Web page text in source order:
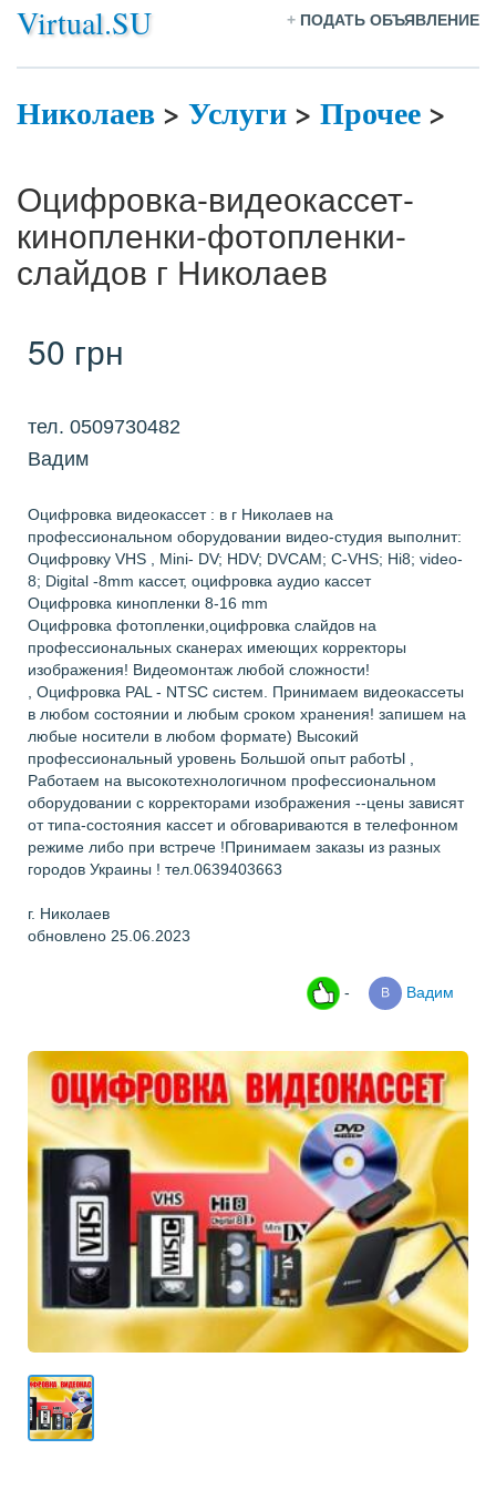
Virtual.SU + ПОДАТЬ ОБЪЯВЛЕНИЕ
Николаев> Услуги> Прочее>
Оцифровка-видеокассет-
кинопленки-фотопленки-
слайдов г Николаев
50 грн
тел. 0509730482
Вадим
Оцифровка видеокассет : в г Николаев на
профессиональном оборудовании видео-студия выполнит:
Оцифровку VHS , Mini- DV; HDV; DVCAM; C-VHS; Hi8; video-
8; Digital -8mm кассет, оцифровка аудио кассет
Оцифровка кинопленки 8-16 mm
Оцифровка фотопленки,оцифровка слайдов на
профессиональных сканерах имеющих корректоры
изображения! Видеомонтаж любой сложности!
, Оцифровка PAL - NTSC систем. Принимаем видеокассеты
в любом состоянии и любым сроком хранения! запишем на
любые носители в любом формате) Высокий
профессиональный уровень Большой опыт работЫ ,
Работаем на высокотехнологичном профессиональном
оборудовании с корректорами изображения --цены зависят
от типа-состояния кассет и обговариваются в телефонном
режиме либо при встрече !Принимаем заказы из разных
городов Украины ! тел.0639403663
г. Николаев
обновлено 25.06.2023
- Вадим